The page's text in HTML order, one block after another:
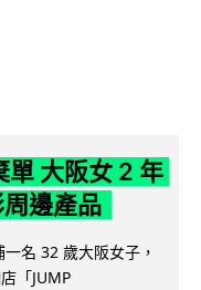
大阪女 2 年
邊產品
名 32 歲大阪女子，
「JUMP